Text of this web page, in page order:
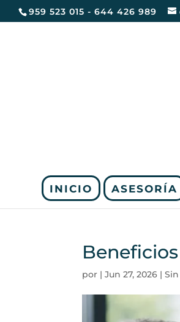
959 523 015 - 644 426 989
INICIO ASESORÍA
por |Jun 27, 2026 |